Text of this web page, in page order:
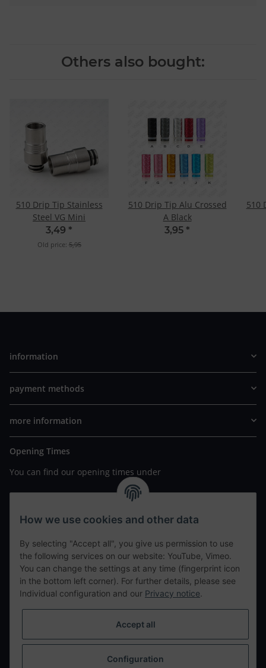
Others also bought:
510 Drip Tip Stainless
Steel VG Mini
3,49 *
Old price: 5,95
510 Drip Tip Alu Crossed
A Black
3,95 *
510
information
payment methods
more information
Opening Times
You can find our opening times under
https://www.wannavapor.de/Filialen
your personal site
contact details
tweet
teilen
Withdraw from contract
How we use cookies and other data
By selecting "Accept all", you give us permission to use
the following services on our website: YouTube, Vimeo.
You can change the settings at any time (fingerprint icon
in the bottom left corner). For further details, please see
Individual configuration and our Privacy notice.
Accept all
Configuration